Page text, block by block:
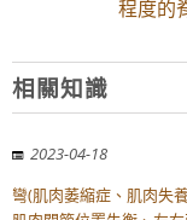
程度的
相關知識
2023-04-18
彎(肌肉萎縮症、肌肉失